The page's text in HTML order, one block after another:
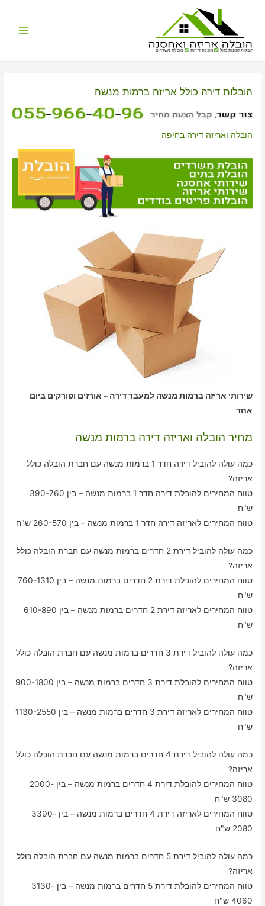
הובלות קטנות בזול הובלת דירות הובלת משרדים
הובלות דירה כולל אריזה ברמות מנשה
הובלה ואריזה דירה בחיפה
שירותי אריזה ברמות מנשה למעבר דירה – אורזים ופורקים ביום
אחד
מחיר הובלה ואריזה דירה ברמות מנשה
כמה עולה להוביל דירה חדר 1 ברמות מנשה עם חברת הובלה כולל
אריזה?
טווח המחירים להובלת דירה חדר 1 ברמות מנשה – בין 390-760
ש"ח
טווח המחירים לאריזה דירה חדר 1 ברמות מנשה – בין 260-570 ש"ח
כמה עולה להוביל דירת 2 חדרים ברמות מנשה עם חברת הובלה כולל
אריזה?
טווח המחירים להובלת דירת 2 חדרים ברמות מנשה – בין 760-1310
ש"ח
טווח המחירים לאריזה דירת 2 חדרים ברמות מנשה – בין 610-890
ש"ח
כמה עולה להוביל דירת 3 חדרים ברמות מנשה עם חברת הובלה כולל
אריזה?
טווח המחירים להובלת דירת 3 חדרים ברמות מנשה – בין 900-1800
ש"ח
טווח המחירים לאריזה דירת 3 חדרים ברמות מנשה – בין 1130-2550
ש"ח
כמה עולה להוביל דירת 4 חדרים ברמות מנשה עם חברת הובלה כולל
אריזה?
טווח המחירים להובלת דירת 4 חדרים ברמות מנשה – בין 2000-
3080 ש"ח
טווח המחירים לאריזה דירת 4 חדרים ברמות מנשה – בין 3390-
2080 ש"ח
כמה עולה להוביל דירת 5 חדרים ברמות מנשה עם חברת הובלה כולל
אריזה?
טווח המחירים להובלת דירת 5 חדרים ברמות מנשה – בין 3130-
4060 ש"ח